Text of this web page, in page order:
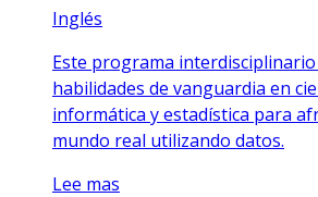
Inglés
Este programa
habilidades de vanguardia en
informática y estadística para
mundo real utilizando datos.
Lee mas